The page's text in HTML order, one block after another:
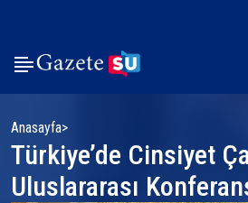
Anasayfa
Türkiye’de Cinsiyet
Uluslararası